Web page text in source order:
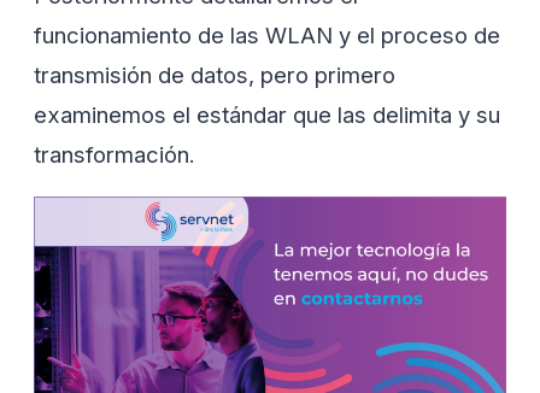
funcionamiento de las WLAN y el proceso de
transmisión de datos, pero primero
examinemos el estándar que las delimita y su
transformación.